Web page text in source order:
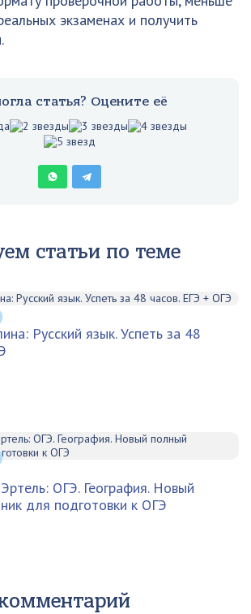
экзаменах и получить
статья? Оцените её
статьи по теме
Русский язык. Успеть за 48
ОГЭ. География. Новый
для подготовки к ОГЭ